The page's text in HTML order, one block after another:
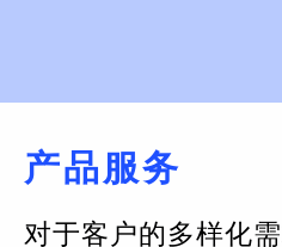
产品服务
对于客户的多样化需